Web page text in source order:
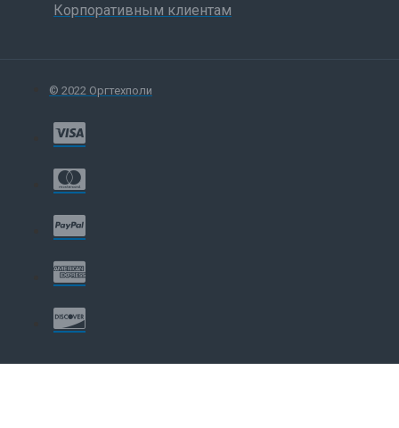
Корпоративным клиентам
© 2022 Оргтехполи